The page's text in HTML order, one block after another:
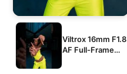
Viltrox 16mm F1.8
AF Full-Frame